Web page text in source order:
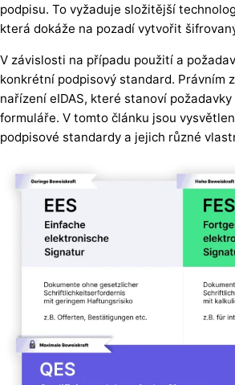
podpisu. To vyžaduje složitější
která dokáže na pozadí vytvořit
V závislosti na případu použití a
konkrétní podpisový standard. Právním
nařízení eIDAS, které stanoví
formuláře. V tomto článku jsou
podpisové standardy a jejich různé